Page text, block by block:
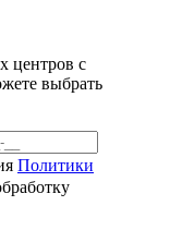
центров с
выбрать
Политики